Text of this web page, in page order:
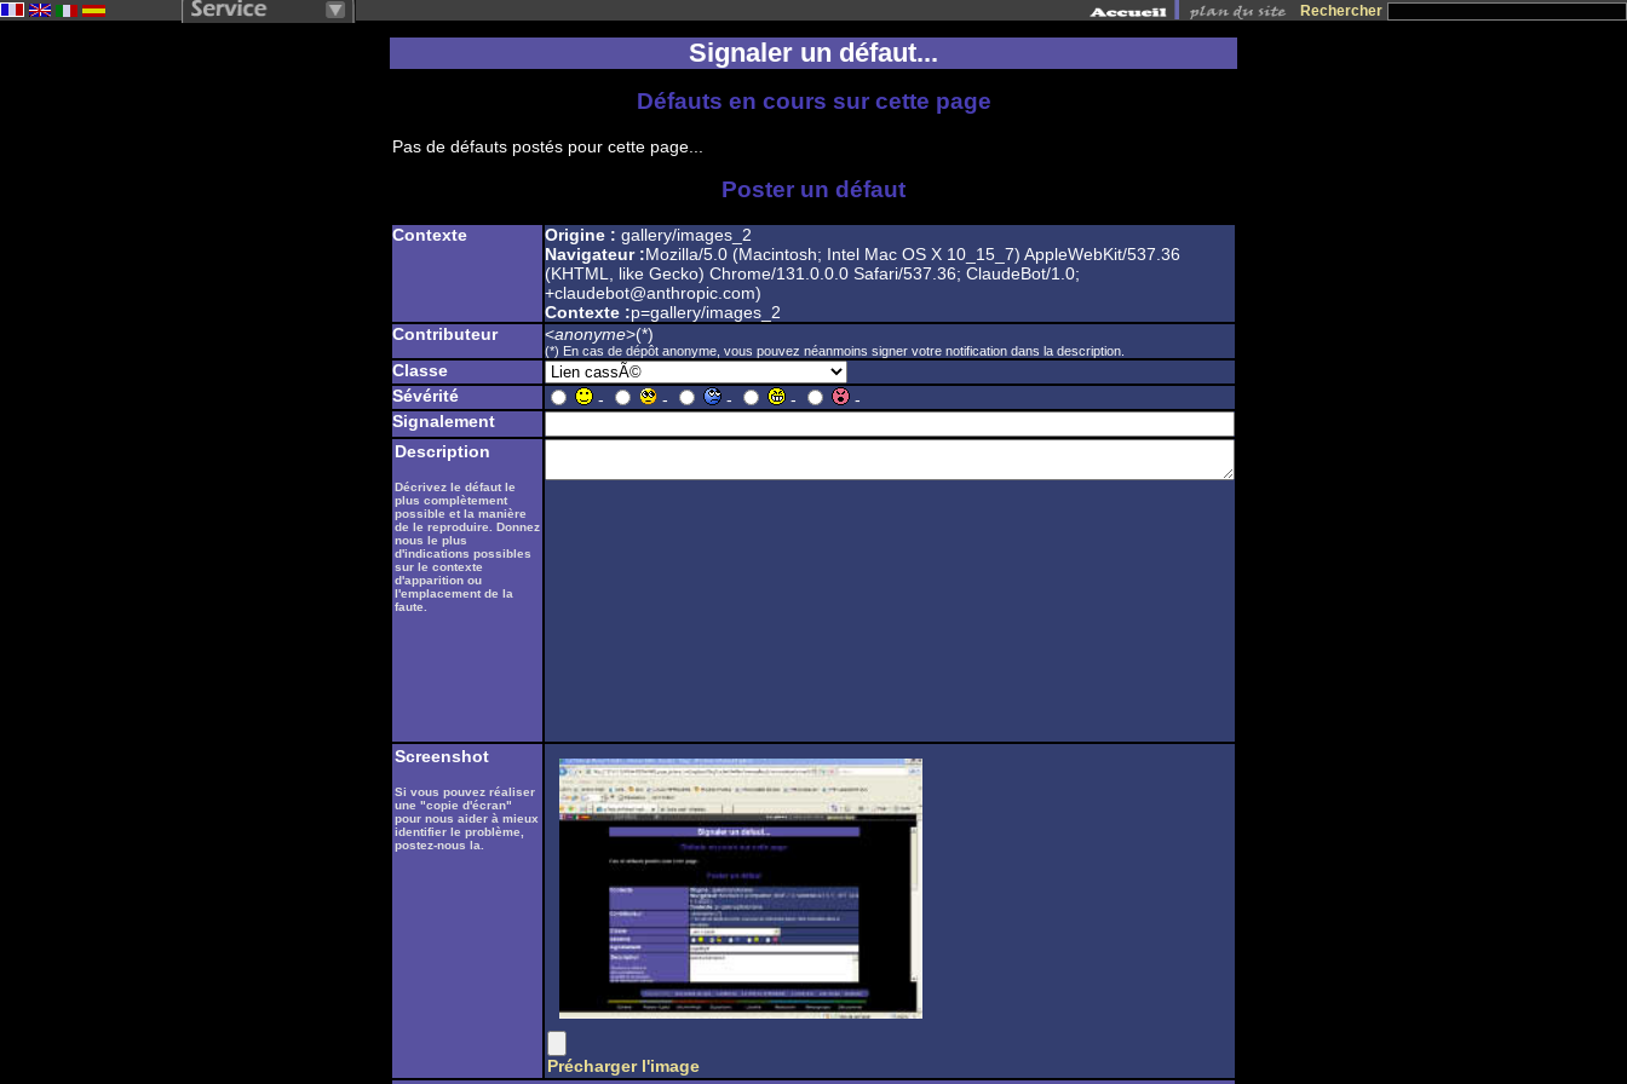
Rechercher
Signaler un défaut...
Défauts en cours sur cette page
Pas de défauts postés pour cette page...
Poster un défaut
Contexte Origine : gallery/images_2
Navigateur :Mozilla/5.0 (Macintosh; Intel Mac OS X 10_15_7) AppleWebKit/537.36
(KHTML, like Gecko) Chrome/131.0.0.0 Safari/537.36; ClaudeBot/1.0;
+claudebot@anthropic.com)
Contexte :p=gallery/images_2
Contributeur
<anonyme>(*)
(*) En cas de dépôt anonyme, vous pouvez néanmoins signer votre notification dans la description.
Classe
Sévérité
- - - -
-
Signalement
Description
Décrivez le défaut le
plus complètement
possible et la manière
de le reproduire. Donnez
nous le plus
d'indications possibles
sur le contexte
d'apparition ou
l'emplacement de la
faute.
Screenshot
Si vous pouvez réaliser
une "copie d'écran"
pour nous aider à mieux
identifier le problème,
postez-nous la.
Précharger l'image